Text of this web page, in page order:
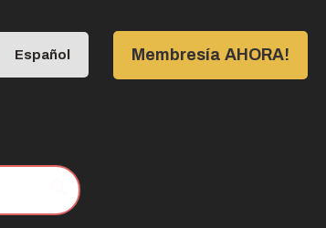
Español Membresía AHORA!